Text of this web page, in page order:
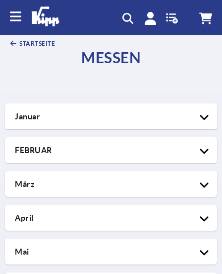
STARTSEITE
MESSEN
Januar
MetalTech
FEBRUAR
MD&M West
März
April
Mai